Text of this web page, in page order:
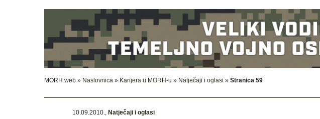
MORH web » Naslovnica » Karijera u MORH-u » Natječaji i oglasi » Stranica 59
10.09.2010. Natječaji i oglasi